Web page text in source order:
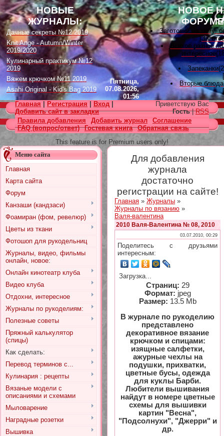
НОВЫЕ
ЖУРНАЛЫ:
Дачные секреты №12 2019
Knit Ange - Autumn/Winter
2019/2020
Кулинарный практикум №12
2019
Вяжем крючком №11 2019
Asahi Original - Kid's Bag 2019
Цветок. Спецвыпуск №4 2019
Designs in Machine Embroidery
№116 2019
Burda Örgü dergisi №2 2019
Loopy Mango Knitting: 34
Fashionable Pieces You Can
Make in a Day
Craft Stamper - January 2020
Пятница,
07.08.2026,
01:56
НОВОЕ
Заготовки на зиму:
[
Всякое разное
интересное
Запеканки
[
Вторые блюда
[
Вышивка
[
Наградные
домашних
советы(11)
[
Есть много, друг
Узоры, схемы
[
Заготовки на зиму:
Главная Регистрация Вход
Добавить сайт в закладки
Приветствую Вас
Гость|RSS
Правила добавления
Добавить журнал
Соглашение
FAQ (вопрос/ответ)
Гостевая книга
Обратная связь
This feature is for Premium users only!
Меню сайта
Главная
Карта сайта
Форум
Канзаши (кандзаси)
Фоамиран (фом, ревелюр)
Цветы из ткани
Фотошоп для рукодельниц
Журналы, видео, фильмы
онлайн, новое:
Онлайн кинотеатр клуба
Видео клуба
Отдохни, интересное
Журналы по рукоделиям:
Полезные советы
Пряжный калькулятор
(спицы)
Как сделать:
Перевод терминов с...
Кулинария : рецепты
Вязаные модели с
описаниями и схемами
Мыловарение
Наградные розетки
Вышивка
Для добавления
журнала
достаточно
регистрации на сайте!
Главная » Журналы »
Журналы по вязанию »
Валя-валентина
2010 Валя-Валентина № 08, 2010
03.07.2010, 00:29
Поделитесь с друзьями
интересным:
Загрузка...
Страниц: 29
Формат: jpeg
Размер: 13.5 Mb
В журнале по рукоделию
представлено
декоративное вязание
крючком и спицами:
изящные салфетки,
ажурные чехлы на
подушки, прихватки,
цветные бусы, одежда
для куклы Барби.
Любители вышивания
найдут в номере цветные
схемы для вышивки
картин "Весна",
"Подсолнухи", "Джерри" и
др.